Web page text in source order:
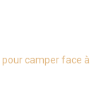
pour camper face à